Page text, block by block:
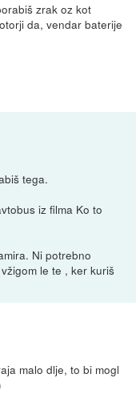
zrak oz kot
da, vendar baterije
tega.
iz filma Ko to
Ni potrebno
le te , ker kuriš
malo dlje, to bi mogl